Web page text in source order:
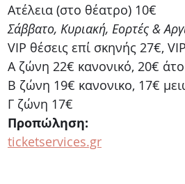
Ατέλεια (στο θέατρο) 10€
Σάββατο, Κυριακή, Εορτές &
VIP θέσεις επί σκηνής 27€,
Α ζώνη 22€ κανονικό, 20€
Β ζώνη 19€ κανονικο, 17€
Γ ζώνη 17€
Προπώληση:
ticketservices.gr